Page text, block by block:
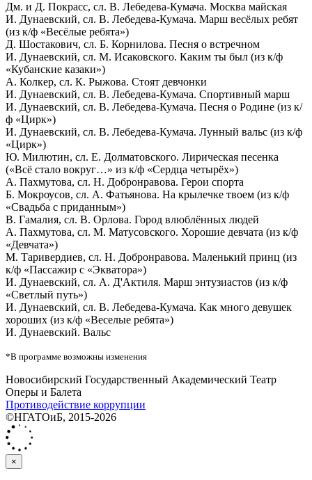
Дм. и Д. Покрасс, сл. В. Лебедева-Кумача. Москва майская
И. Дунаевский, сл. В. Лебедева-Кумача. Марш весёлых ребят
(из к/ф «Весёлые ребята»)
Д. Шостакович, сл. Б. Корнилова. Песня о встречном
И. Дунаевский, сл. М. Исаковского. Каким ты был (из к/ф
«Кубанские казаки»)
А. Колкер, сл. К. Рыжова. Стоят девчонки
И. Дунаевский, сл. В. Лебедева-Кумача. Спортивный марш
И. Дунаевский, сл. В. Лебедева-Кумача. Песня о Родине (из к/
ф «Цирк»)
И. Дунаевский, сл. В. Лебедева-Кумача. Лунный вальс (из к/ф
«Цирк»)
Ю. Милютин, сл. Е. Долматовского. Лирическая песенка
(«Всё стало вокруг…» из к/ф «Сердца четырёх»)
А. Пахмутова, сл. Н. Добронравова. Герои спорта
Б. Мокроусов, сл. А. Фатьянова. На крылечке твоем (из к/ф
«Свадьба с приданным»)
В. Гамалия, сл. В. Орлова. Город влюблённых людей
А. Пахмутова, сл. М. Матусовского. Хорошие девчата (из к/ф
«Девчата»)
М. Таривердиев, сл. Н. Добронравова. Маленький принц (из
к/ф «Пассажир с «Экватора»)
И. Дунаевский, сл. А. Д'Актиля. Марш энтузиастов (из к/ф
«Светлый путь»)
И. Дунаевский, сл. В. Лебедева-Кумача. Как много девушек
хороших (из к/ф «Веселые ребята»)
И. Дунаевский. Вальс
*В программе возможны изменения
Новосибирский Государственный Академический Театр
Оперы и Балета
Противодействие коррупции
©НГАТОиБ, 2015-2026
×